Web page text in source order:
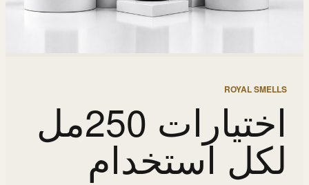
ROYAL SMELLS
اختيارات 250مل
لكل استخدام